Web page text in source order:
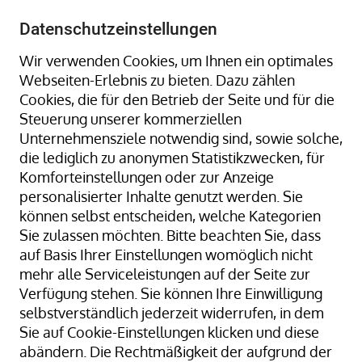
Datenschutzeinstellungen
Wir verwenden Cookies, um Ihnen ein optimales
Webseiten-Erlebnis zu bieten. Dazu zählen
Cookies, die für den Betrieb der Seite und für die
Steuerung unserer kommerziellen
Unternehmensziele notwendig sind, sowie solche,
die lediglich zu anonymen Statistikzwecken, für
Komforteinstellungen oder zur Anzeige
personalisierter Inhalte genutzt werden. Sie
können selbst entscheiden, welche Kategorien
Sie zulassen möchten. Bitte beachten Sie, dass
auf Basis Ihrer Einstellungen womöglich nicht
mehr alle Serviceleistungen auf der Seite zur
Verfügung stehen. Sie können Ihre Einwilligung
selbstverständlich jederzeit widerrufen, in dem
Sie auf Cookie-Einstellungen klicken und diese
abändern. Die Rechtmäßigkeit der aufgrund der
Home Umreifungsgeräte
Umreifungsgeräte
Manuelle Verschlussgeräte und
Akku-Umreifungsgeräte für
sicheres und effizientes